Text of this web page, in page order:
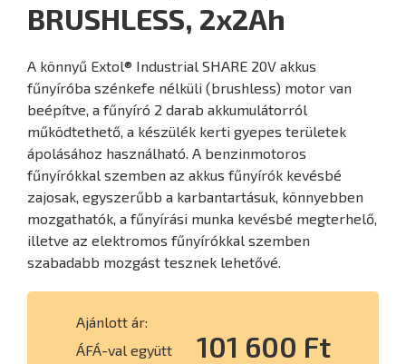
BRUSHLESS, 2x2Ah
A könnyű Extol® Industrial SHARE 20V akkus
fűnyíróba szénkefe nélküli (brushless) motor van
beépítve, a fűnyíró 2 darab akkumulátorról
működtethető, a készülék kerti gyepes területek
ápolásához használható. A benzinmotoros
fűnyírókkal szemben az akkus fűnyírók kevésbé
zajosak, egyszerűbb a karbantartásuk, könnyebben
mozgathatók, a fűnyírási munka kevésbé megterhelő,
illetve az elektromos fűnyírókkal szemben
szabadabb mozgást tesznek lehetővé.
Ajánlott ár:
ÁFÁ-val együtt
101 600 Ft